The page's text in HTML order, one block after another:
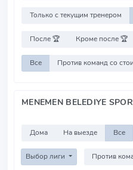
Только с текущим тренером
После 🏆 Кроме после 🏆
Все
MENEMEN BELEDIYE SPOR
Дома На выезде Все
Выбор лиги